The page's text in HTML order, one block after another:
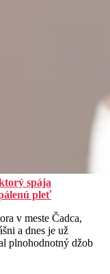
spája
pleť
v meste Čadca,
a dnes je už
plnohodnotný džob